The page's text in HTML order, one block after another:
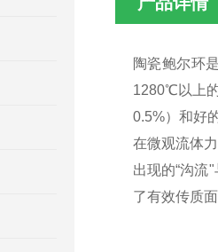
陶瓷鲍尔环
1280℃以上
0.5%）和好
在微观流体
出现的“沟流
了有效传质